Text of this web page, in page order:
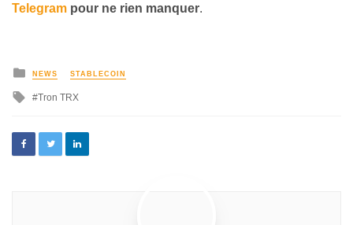
Telegram pour ne rien manquer.
NEWS STABLECOIN
Tron TRX